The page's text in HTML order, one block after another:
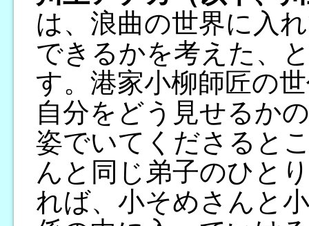
は、浪曲の世界に入
できるかを考えた、
す。港家小柳師匠の
自分をどう見せるか
姿でいてくださると
んと同じ弟子のひと
れば、小そめさんと